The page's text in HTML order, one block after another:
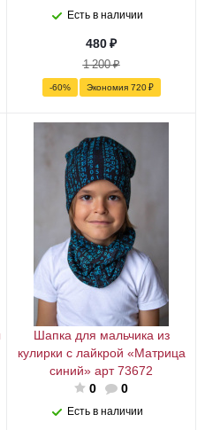
Есть в наличии
480₽
1 200₽
-60% Экономия 720₽
Шапка для мальчика из
кулирки с лайкрой «Матрица
синий» арт 73672
0
0
Есть в наличии